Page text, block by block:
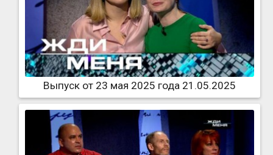
Выпуск от 23 мая 2025 года 21.05.2025